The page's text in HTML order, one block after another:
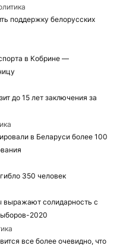
поддержку белорусских
в Кобрине —
до 15 лет заключения за
в Беларуси более 100
350 человек
выражают солидарность с
2020
все более очевидно, что